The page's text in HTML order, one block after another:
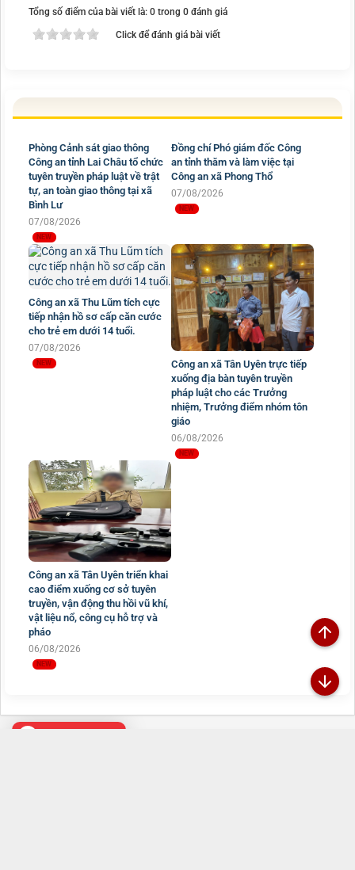
Tổng số điểm của bài viết là: 0 trong 0 đánh giá
Click để đánh giá bài viết
Phòng Cảnh sát giao thông
Công an tỉnh Lai Châu tổ chức
tuyên truyền pháp luật về trật
tự, an toàn giao thông tại xã
Bình Lư
07/08/2026
Đồng chí Phó giám đốc Công
an tỉnh thăm và làm việc tại
Công an xã Phong Thổ
07/08/2026
Công an xã Thu Lũm tích cực
tiếp nhận hồ sơ cấp căn cước
cho trẻ em dưới 14 tuổi.
07/08/2026
Công an xã Tân Uyên trực tiếp
xuống địa bàn tuyên truyền
pháp luật cho các Trưởng
nhiệm, Trưởng điểm nhóm tôn
giáo
06/08/2026
Công an xã Tân Uyên triển khai
cao điểm xuống cơ sở tuyên
truyền, vận động thu hồi vũ khí,
vật liệu nổ, công cụ hỗ trợ và
pháo
06/08/2026